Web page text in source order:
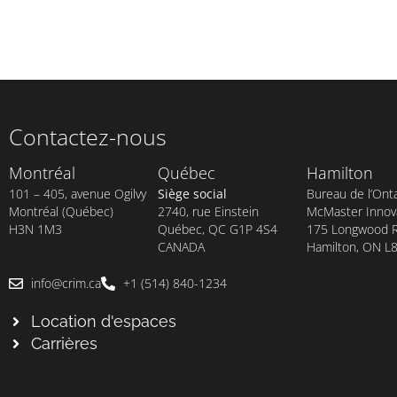
Contactez-nous
Montréal
101 – 405, avenue Ogilvy
Montréal (Québec)
H3N 1M3
Québec
Siège social
2740, rue Einstein
Québec, QC G1P 4S4
CANADA
Hamilton
Bureau de
McMaster
175 Longwood
Hamilton, ON
info@crim.ca +1 (514) 840-1234
Location d'espaces
Carrières